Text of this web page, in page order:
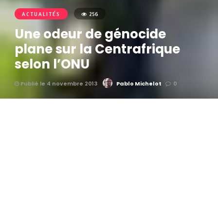
ACTUALITÉS 256
Une odeur de génocide
plane sur la Centrafrique
selon l’ONU
Publié le 4 novembre 2013 Pablo Michelot 0